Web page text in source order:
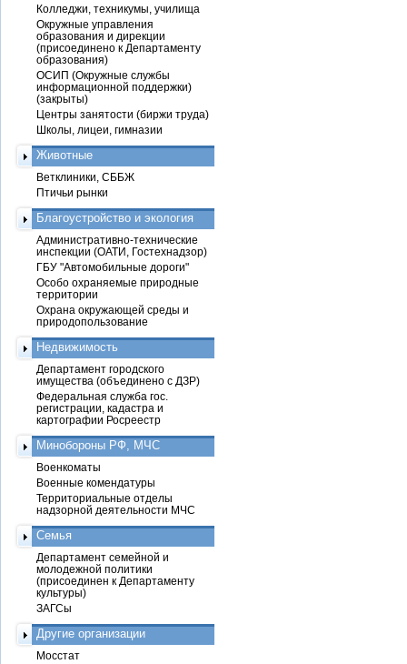
Колледжи, техникумы, училища
Окружные управления
образования и дирекции
(присоединено к Департаменту
образования)
ОСИП (Окружные службы
информационной поддержки)
(закрыты)
Центры занятости (биржи труда)
Школы, лицеи, гимназии
Животные
Ветклиники, СББЖ
Птичьи рынки
Благоустройство и экология
Административно-технические
инспекции (ОАТИ, Гостехнадзор)
ГБУ "Автомобильные дороги"
Особо охраняемые природные
территории
Охрана окружающей среды и
природопользование
Недвижимость
Департамент городского
имущества (объединено с ДЗР)
Федеральная служба гос.
регистрации, кадастра и
картографии Росреестр
Минобороны РФ, МЧС
Военкоматы
Военные комендатуры
Территориальные отделы
надзорной деятельности МЧС
Семья
Департамент семейной и
молодежной политики
(присоединен к Департаменту
культуры)
ЗАГСы
Другие организации
Мосстат